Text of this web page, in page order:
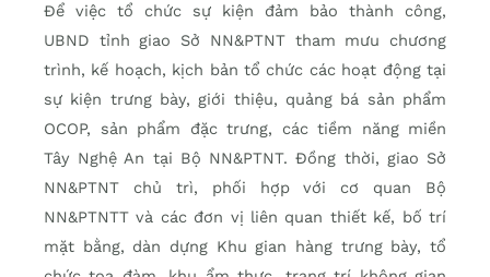
Để việc tổ chức sự kiện đảm bảo thành công,
UBND tỉnh giao Sở NN&PTNT tham mưu chương
trình, kế hoạch, kịch bản tổ chức các hoạt động tại
sự kiện trưng bày, giới thiệu, quảng bá sản phẩm
OCOP, sản phẩm đặc trưng, các tiềm năng miền
Tây Nghệ An tại Bộ NN&PTNT. Đồng thời, giao Sở
NN&PTNT chủ trì, phối hợp với cơ quan Bộ
NN&PTNTT và các đơn vị liên quan thiết kế, bố trí
mặt bằng, dàn dựng Khu gian hàng trưng bày, tổ